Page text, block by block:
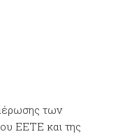
των
ΕΕΤΕ και της